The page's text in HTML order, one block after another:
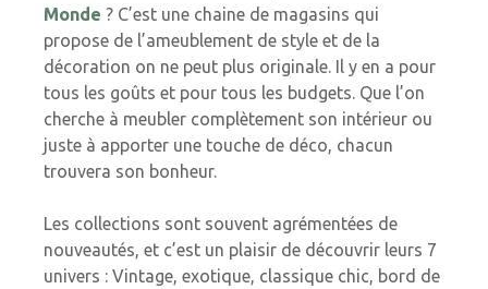
Monde ? C’est une chaine de magasins qui
propose de l’ameublement de style et de la
décoration on ne peut plus originale. Il y en a pour
tous les goûts et pour tous les budgets. Que l’on
cherche à meubler complètement son intérieur ou
juste à apporter une touche de déco, chacun
trouvera son bonheur.
Les collections sont souvent agrémentées de
nouveautés, et c’est un plaisir de découvrir leurs 7
univers : Vintage, exotique, classique chic, bord de